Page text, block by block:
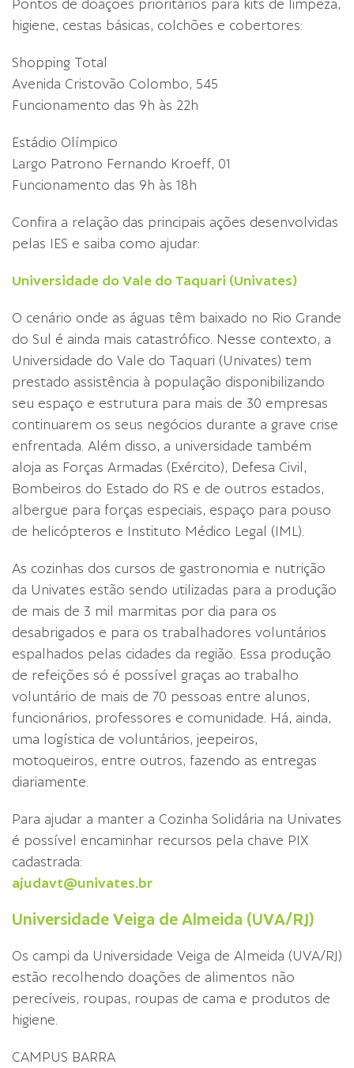
Pontos de doações prioritários para kits de limpeza,
higiene, cestas básicas, colchões e cobertores:
Shopping Total
Avenida Cristovão Colombo, 545
Funcionamento das 9h às 22h
Estádio Olímpico
Largo Patrono Fernando Kroeff, 01
Funcionamento das 9h às 18h
Confira a relação das principais ações desenvolvidas
pelas IES e saiba como ajudar:
Universidade do Vale do Taquari (Univates)
O cenário onde as águas têm baixado no Rio Grande
do Sul é ainda mais catastrófico. Nesse contexto, a
Universidade do Vale do Taquari (Univates) tem
prestado assistência à população disponibilizando
seu espaço e estrutura para mais de 30 empresas
continuarem os seus negócios durante a grave crise
enfrentada. Além disso, a universidade também
aloja as Forças Armadas (Exército), Defesa Civil,
Bombeiros do Estado do RS e de outros estados,
albergue para forças especiais, espaço para pouso
de helicópteros e Instituto Médico Legal (IML).
As cozinhas dos cursos de gastronomia e nutrição
da Univates estão sendo utilizadas para a produção
de mais de 3 mil marmitas por dia para os
desabrigados e para os trabalhadores voluntários
espalhados pelas cidades da região. Essa produção
de refeições só é possível graças ao trabalho
voluntário de mais de 70 pessoas entre alunos,
funcionários, professores e comunidade. Há, ainda,
uma logística de voluntários, jeepeiros,
motoqueiros, entre outros, fazendo as entregas
diariamente.
Para ajudar a manter a Cozinha Solidária na Univates
é possível encaminhar recursos pela chave PIX
cadastrada:
ajudavt@univates.br
Universidade Veiga de Almeida (UVA/RJ)
Os campi da Universidade Veiga de Almeida (UVA/RJ)
estão recolhendo doações de alimentos não
perecíveis, roupas, roupas de cama e produtos de
higiene.
CAMPUS BARRA